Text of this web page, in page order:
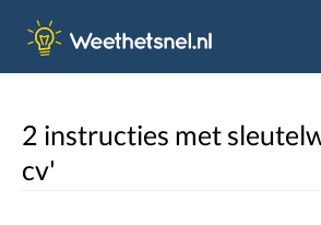
2 instructies met
cv'